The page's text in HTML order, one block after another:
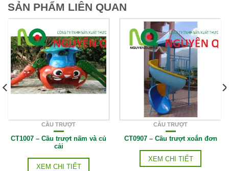
SẢN PHẨM LIÊN QUAN
CẦU TRƯỢT
CT1007 – Cầu trượt nấm và củ
cải
XEM CHI TIẾT
CẦU TRƯỢT
CT0907 – Cầu trượt xoắn đơn
XEM CHI TIẾT